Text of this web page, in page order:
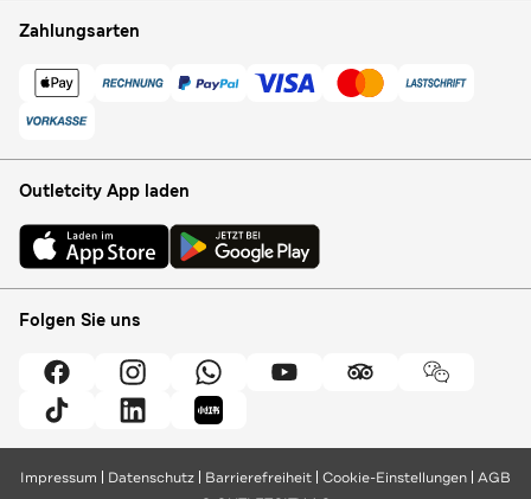
Zahlungsarten
Outletcity App laden
Folgen Sie uns
Impressum Datenschutz Barrierefreiheit Cookie-Einstellungen AGB